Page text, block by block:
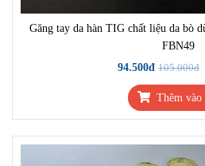
Găng tay da hàn TIG chất liệu da bò
FBN49
94.500đ 105.000đ
Thêm vào